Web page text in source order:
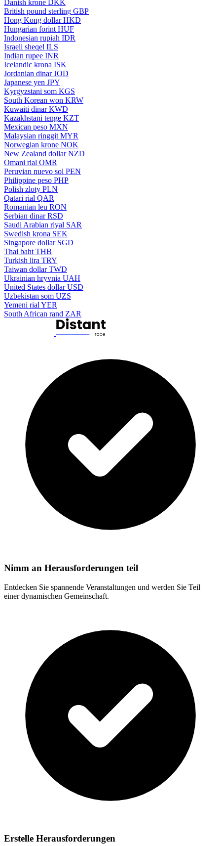
Danish krone DKK
British pound sterling GBP
Hong Kong dollar HKD
Hungarian forint HUF
Indonesian rupiah IDR
Israeli sheqel ILS
Indian rupee INR
Icelandic krona ISK
Jordanian dinar JOD
Japanese yen JPY
Kyrgyzstani som KGS
South Korean won KRW
Kuwaiti dinar KWD
Kazakhstani tenge KZT
Mexican peso MXN
Malaysian ringgit MYR
Norwegian krone NOK
New Zealand dollar NZD
Omani rial OMR
Peruvian nuevo sol PEN
Philippine peso PHP
Polish zloty PLN
Qatari rial QAR
Romanian leu RON
Serbian dinar RSD
Saudi Arabian riyal SAR
Swedish krona SEK
Singapore dollar SGD
Thai baht THB
Turkish lira TRY
Taiwan dollar TWD
Ukrainian hryvnia UAH
United States dollar USD
Uzbekistan som UZS
Yemeni rial YER
South African rand ZAR
Nimm an Herausforderungen teil
Entdecken Sie spannende Veranstaltungen und werden Sie Teil
einer dynamischen Gemeinschaft.
Erstelle Herausforderungen